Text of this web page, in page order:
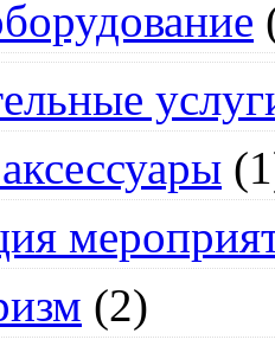
(2)